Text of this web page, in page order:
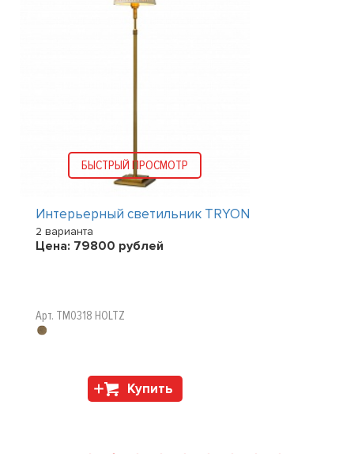
БЫСТРЫЙ ПРОСМОТР
Интерьерный светильник TRYON
2 варианта
Цена: 79800 рублей
Арт. TM0318 HOLTZ
Купить